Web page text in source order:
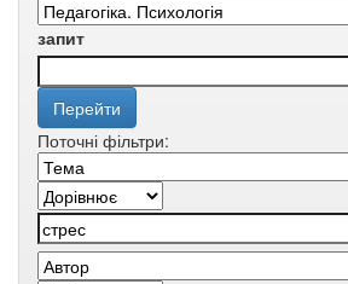
запит
Поточні фільтри: